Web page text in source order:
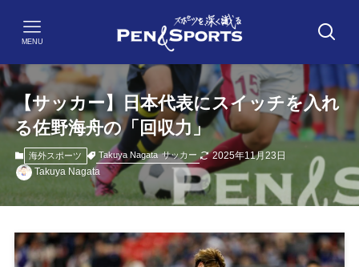
MENU
【サッカー】日本代表にスイッチを入れ
る佐野海舟の「回収力」
海外スポーツ Takuya Nagata サッカー
2025年11月23日
Takuya Nagata